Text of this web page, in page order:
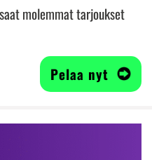
molemmat tarjoukset
Pelaa nyt